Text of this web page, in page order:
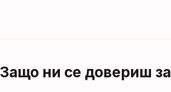
Защо ни се довериш за